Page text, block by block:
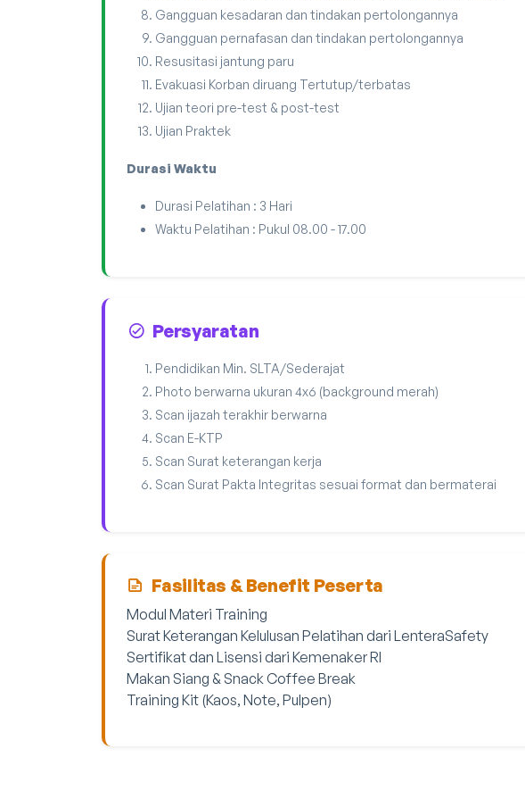
Gangguan kesadaran dan tindakan pertolongannya
Gangguan pernafasan dan tindakan pertolongannya
Resusitasi jantung paru
Evakuasi Korban diruang Tertutup/terbatas
Ujian teori pre-test & post-test
Ujian Praktek
Durasi Waktu
Durasi Pelatihan : 3 Hari
Waktu Pelatihan : Pukul 08.00 - 17.00
Persyaratan
Pendidikan Min. SLTA/Sederajat
Photo berwarna ukuran 4x6 (background merah)
Scan ijazah terakhir berwarna
Scan E-KTP
Scan Surat keterangan kerja
Scan Surat Pakta Integritas sesuai format dan bermaterai
Fasilitas & Benefit Peserta
Modul Materi Training
Surat Keterangan Kelulusan Pelatihan dari LenteraSafety
Sertifikat dan Lisensi dari Kemenaker RI
Makan Siang & Snack Coffee Break
Training Kit (Kaos, Note, Pulpen)